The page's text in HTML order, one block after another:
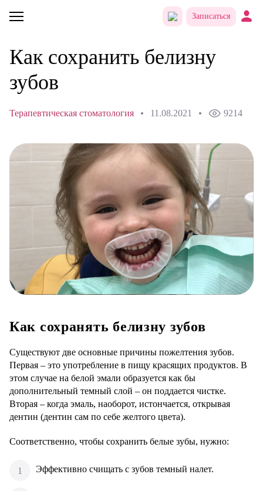
Записаться
Как сохранить белизну
зубов
Терапевтическая стоматология 11.08.2021 9214
Как сохранять белизну зубов
Существуют две основные причины пожелтения зубов.
Первая – это употребление в пищу красящих продуктов. В
этом случае на белой эмали образуется как бы
дополнительный темный слой – он поддается чистке.
Вторая – когда эмаль, наоборот, истончается, открывая
дентин (дентин сам по себе желтого цвета).
Соответственно, чтобы сохранить белые зубы, нужно:
Эффективно счищать с зубов темный налет.